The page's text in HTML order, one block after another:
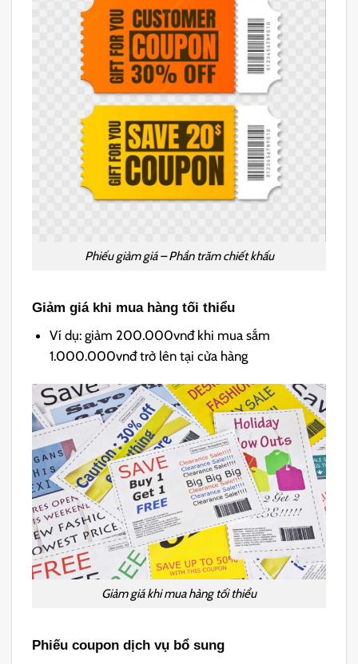
Phiếu giảm giá – Phần trăm chiết khấu
Giảm giá khi mua hàng tối thiểu
Ví dụ: giảm 200.000vnđ khi mua sắm
1.000.000vnđ trở lên tại cửa hàng
Giảm giá khi mua hàng tối thiểu
Phiếu coupon dịch vụ bổ sung